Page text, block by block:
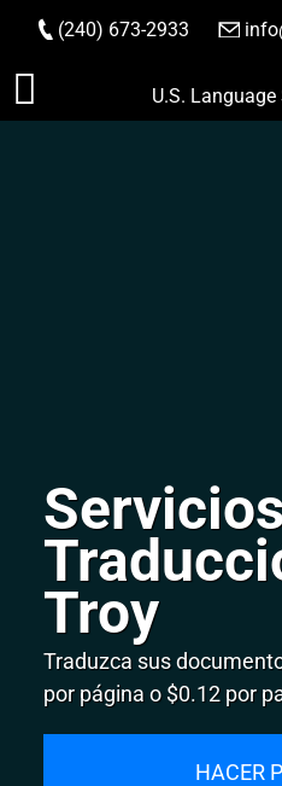
Saltar
(240) 673-2933
U.S. Language
Troy
Traduzca sus
por página o $0.12 por
HACER